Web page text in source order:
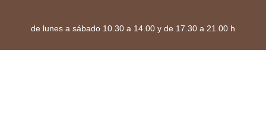
de lunes a sábado 10.30 a 14.00 y de 17.30 a 21.00 h